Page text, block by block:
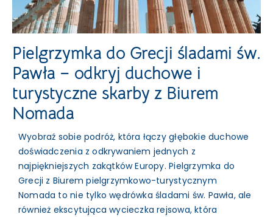
Pielgrzymka do Grecji śladami św.
Pawła – odkryj duchowe i
turystyczne skarby z Biurem
Nomada
Wyobraź sobie podróż, która łączy głębokie duchowe
doświadczenia z odkrywaniem jednych z
najpiękniejszych zakątków Europy. Pielgrzymka do
Grecji z Biurem pielgrzymkowo-turystycznym
Nomada to nie tylko wędrówka śladami św. Pawła, ale
również ekscytująca wycieczka rejsowa, która